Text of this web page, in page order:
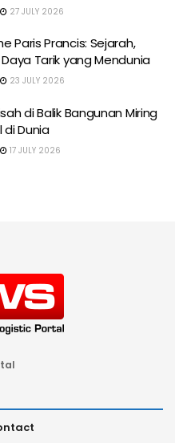
27 JULY 2026
Paris Prancis: Sejarah,
Tarik yang Mendunia
23 JULY 2026
di Balik Bangunan Miring
di Dunia
17 JULY 2026